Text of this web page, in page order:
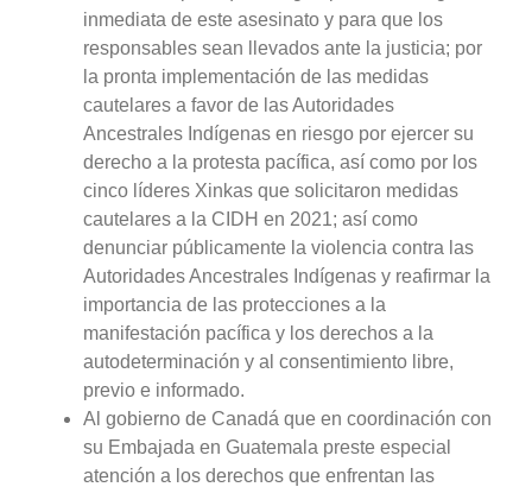
inmediata de este asesinato y para que los
responsables sean llevados ante la justicia; por
la pronta implementación de las medidas
cautelares a favor de las Autoridades
Ancestrales Indígenas en riesgo por ejercer su
derecho a la protesta pacífica, así como por los
cinco líderes Xinkas que solicitaron medidas
cautelares a la CIDH en 2021; así como
denunciar públicamente la violencia contra las
Autoridades Ancestrales Indígenas y reafirmar la
importancia de las protecciones a la
manifestación pacífica y los derechos a la
autodeterminación y al consentimiento libre,
previo e informado.
Al gobierno de Canadá que en coordinación con
su Embajada en Guatemala preste especial
atención a los derechos que enfrentan las